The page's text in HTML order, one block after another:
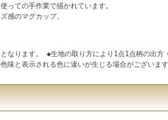
っての手作業で描かれています。
感のマグカップ。
なります。 ◆生地の取り方により1点1点柄の出
味と表示される色に違いが生じる場合がございます